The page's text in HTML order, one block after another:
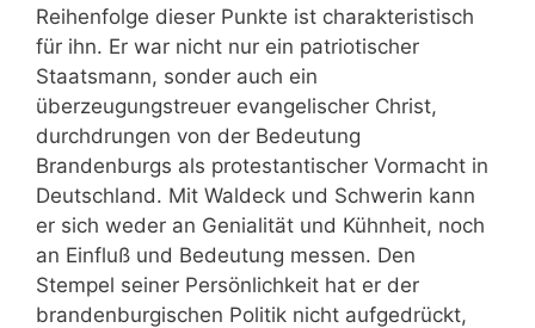
Reihenfolge dieser Punkte ist charakteristisch
für ihn. Er war nicht nur ein patriotischer
Staatsmann, sonder auch ein
überzeugungstreuer evangelischer Christ,
durchdrungen von der Bedeutung
Brandenburgs als protestantischer Vormacht in
Deutschland. Mit Waldeck und Schwerin kann
er sich weder an Genialität und Kühnheit, noch
an Einfluß und Bedeutung messen. Den
Stempel seiner Persönlichkeit hat er der
brandenburgischen Politik nicht aufgedrückt,